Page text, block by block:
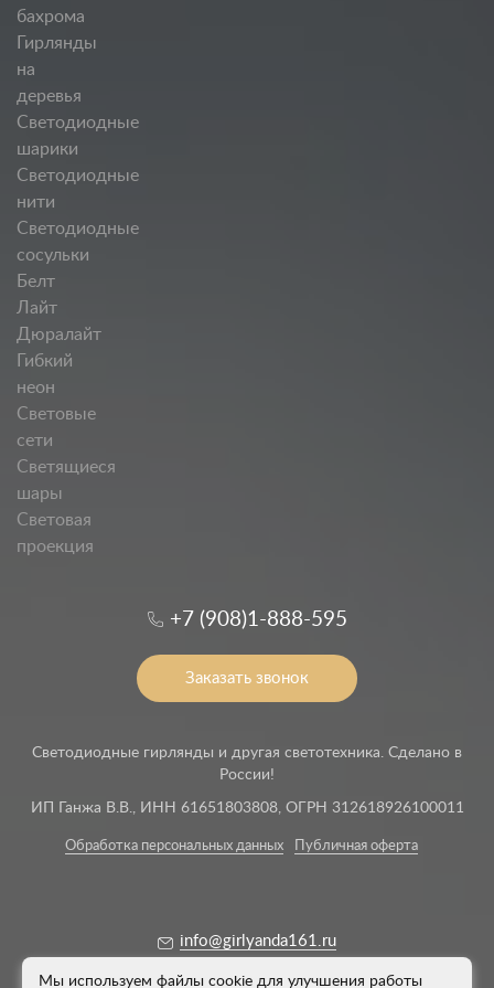
бахрома
Гирлянды
на
деревья
Светодиодные
шарики
Светодиодные
нити
Светодиодные
сосульки
Белт
Лайт
Дюралайт
Гибкий
неон
Световые
сети
Светящиеся
шары
Световая
проекция
+7 (908)1-888-595
Заказать звонок
Светодиодные гирлянды и другая светотехника. Сделано в
России!
ИП Ганжа В.В., ИНН 61651803808, ОГРН 312618926100011
Обработка персональных данных Публичная оферта
info@girlyanda161.ru
Мы используем файлы cookie для улучшения работы